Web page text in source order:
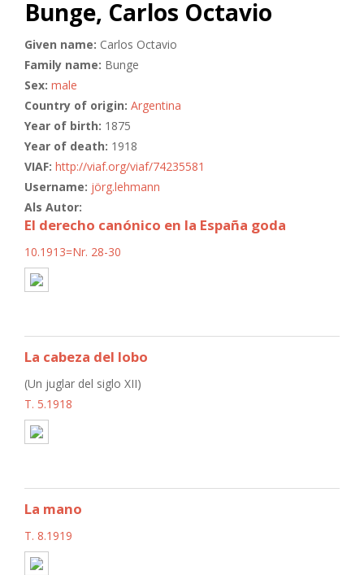
Bunge, Carlos Octavio
Given name: Carlos Octavio
Family name: Bunge
Sex: male
Country of origin: Argentina
Year of birth: 1875
Year of death: 1918
VIAF: http://viaf.org/viaf/74235581
Username: jörg.lehmann
Als Autor:
El derecho canónico en la España goda
10.1913=Nr. 28-30
La cabeza del lobo
(Un juglar del siglo XII)
T. 5.1918
La mano
T. 8.1919